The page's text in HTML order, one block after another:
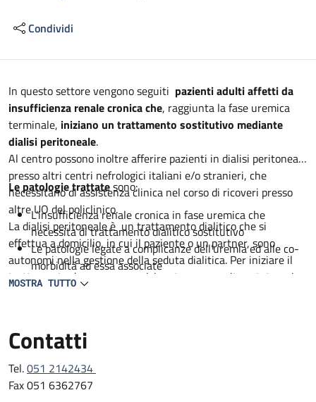
Condividi
Descrizione
In questo settore vengono seguiti pazienti adulti affetti da
insufficienza renale cronica che, raggiunta la fase uremica
terminale, iniziano un trattamento sostitutivo mediante
dialisi peritoneale.
Al centro possono inoltre afferire pazienti in dialisi peritoneale
presso altri centri nefrologici italiani e/o stranieri, che
necessitano di assistenza clinica nel corso di ricoveri presso
altre UO del policlinico.
La dialisi peritoneale è un trattamento dialitico che si
effettua a domicilio, in cui il paziente o un partner, sono
autonomi nella gestione della seduta dialitica. Per iniziare il
trattamento deve essere posizionato un apposito catetere in
sangue che circola nei vasi sanguigni del peritoneo,
depurando così il sangue dalle sostanze tossiche accumulate.
Le patologie trattatesono:
L’insufficienza renale cronica in fase uremica che
necessita di trattamento dialitico sostitutivo
Le patologie legate a complicanze dell’uremia ed alle co-
morbidità ad essa associate
Le possibili complicanze della dialisi peritoneale : infezioni
La dialisi peritoneale può inoltre essere utilizzata per
trattare anche pz affetti da scompenso cardiaco
refrattario, con scambi peritoneale volti a correggere il
sovraccarico idrico
MOSTRA TUTTO
Contatti
Tel.051 2142434
Fax 051 6362767